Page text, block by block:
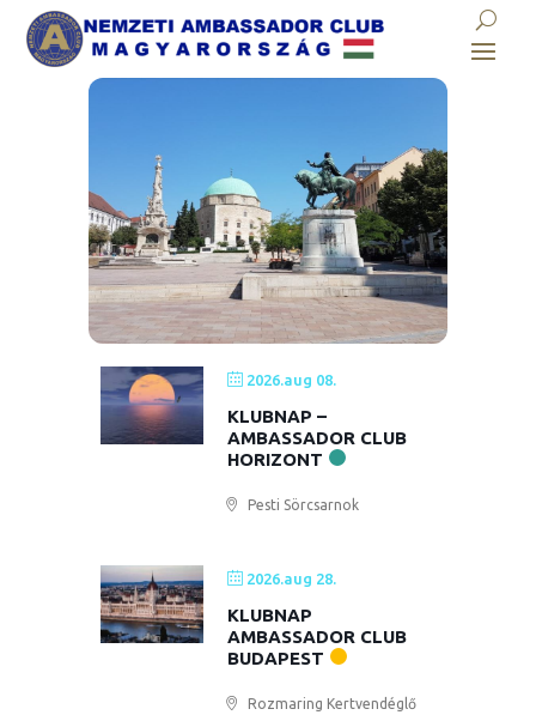
2026.aug 08.
KLUBNAP –
AMBASSADOR CLUB
HORIZONT
Pesti Sörcsarnok
2026.aug 28.
KLUBNAP
AMBASSADOR CLUB
BUDAPEST
Rozmaring Kertvendéglő